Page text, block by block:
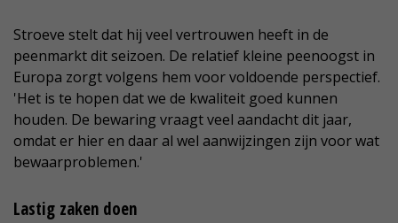
Stroeve stelt dat hij veel vertrouwen heeft in de
peenmarkt dit seizoen. De relatief kleine peenoogst in
Europa zorgt volgens hem voor voldoende perspectief.
'Het is te hopen dat we de kwaliteit goed kunnen
houden. De bewaring vraagt veel aandacht dit jaar,
omdat er hier en daar al wel aanwijzingen zijn voor wat
bewaarproblemen.'
Lastig zaken doen